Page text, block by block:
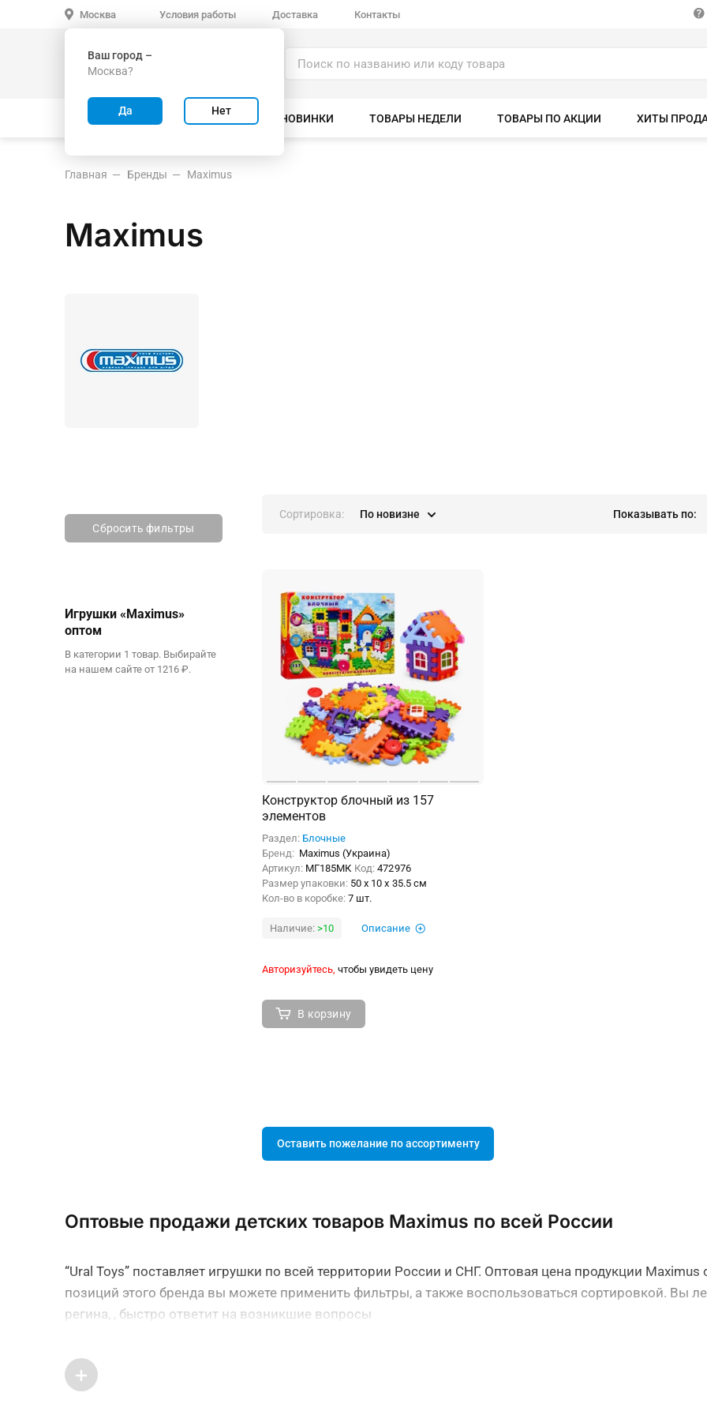
Москва
Ваш город –
Москва?
Да Нет
Условия работы Доставка Контакты
ВСЕ ТОВАРЫ ВЕЛОСИПЕДЫ НОВИНКИ ТОВАРЫ НЕДЕЛИ ТОВАРЫ ПО АКЦИИ ХИТЫ
Главная Бренды Maximus
Maximus
Сбросить фильтры
Игрушки «Maximus»
оптом
В категории 1 товар. Выбирайте
на нашем сайте от 1216 ₽.
Сортировка: По новизне Показывать по:
Конструктор блочный из 157
элементов
Раздел: Блочные
Бренд: Maximus (Украина)
Артикул: МГ185МК Код:472976
Размер упаковки: 50 x 10 x 35.5 см
Кол-во в коробке: 7 шт.
Наличие: >10 Описание
Авторизуйтесь, чтобы увидеть цену
В корзину
Оставить пожелание по ассортименту
Оптовые продажи детских товаров Maximus по всей России
“Ural Toys” поставляет игрушки по всей территории России и СНГ. Оптовая цена продукции
позиций этого бренда вы можете применить фильтры, а также воспользоваться сортировкой. Вы
регина, , быстро ответит на возникшие вопросы